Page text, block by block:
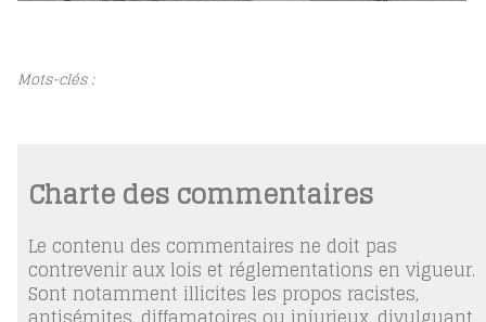
Mots-clés :
Charte des commentaires
Le contenu des commentaires ne doit pas
contrevenir aux lois et réglementations en vigueur.
Sont notamment illicites les propos racistes,